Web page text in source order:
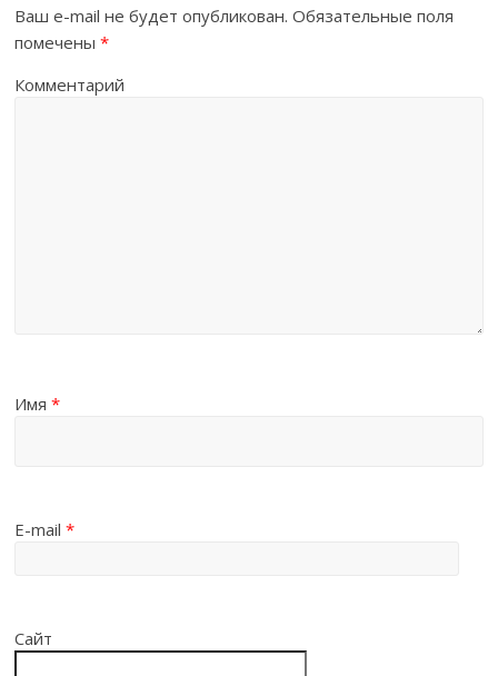
Ваш e-mail не будет опубликован. Обязательные поля
помечены*
Комментарий
Имя*
E-mail*
Сайт